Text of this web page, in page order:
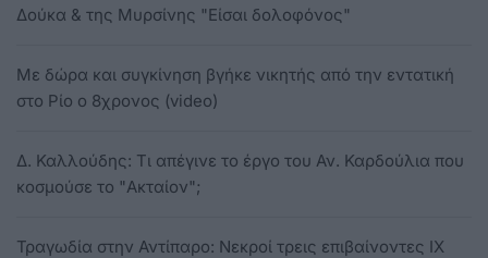
Δούκα & της Μυρσίνης "Είσαι δολοφόνος"
Με δώρα και συγκίνηση βγήκε νικητής από την εντατική
στο Ρίο ο 8χρονος (video)
Δ. Καλλούδης: Τι απέγινε το έργο του Αν. Καρδούλια που
κοσμούσε το "Ακταίον";
Τραγωδία στην Αντίπαρο: Νεκροί τρεις επιβαίνοντες ΙΧ